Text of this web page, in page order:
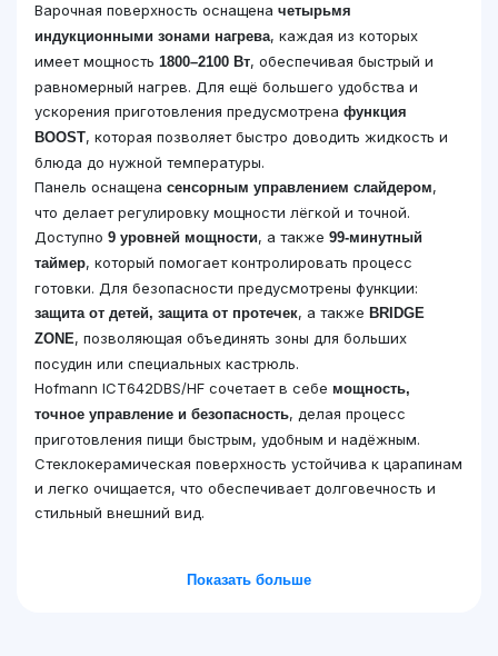
Варочная поверхность оснащена четырьмя
индукционными зонами нагрева, каждая из которых
имеет мощность 1800–2100 Вт, обеспечивая быстрый и
равномерный нагрев. Для ещё большего удобства и
ускорения приготовления предусмотрена функция
BOOST, которая позволяет быстро доводить жидкость и
блюда до нужной температуры.
Панель оснащена сенсорным управлением слайдером,
что делает регулировку мощности лёгкой и точной.
Доступно 9 уровней мощности, а также 99-минутный
таймер, который помогает контролировать процесс
готовки. Для безопасности предусмотрены функции:
защита от детей, защита от протечек, а также BRIDGE
ZONE, позволяющая объединять зоны для больших
посудин или специальных кастрюль.
Hofmann ICT642DBS/HF сочетает в себе мощность,
точное управление и безопасность, делая процесс
приготовления пищи быстрым, удобным и надёжным.
Стеклокерамическая поверхность устойчива к царапинам
и легко очищается, что обеспечивает долговечность и
стильный внешний вид.
Показать больше